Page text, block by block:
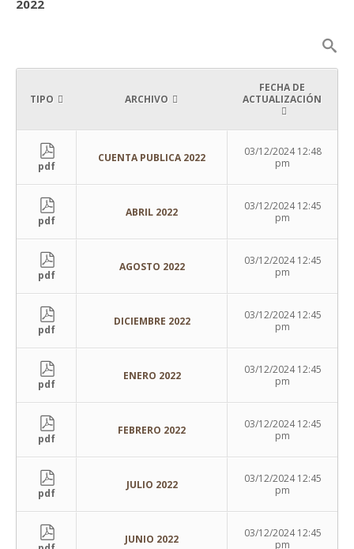
2022
TIPO ARCHIVO
FECHA DE
ACTUALIZACIÓN
pdf
CUENTA PUBLICA 2022
03/12/2024 12:48
pm
pdf
ABRIL 2022
03/12/2024 12:45
pm
pdf
AGOSTO 2022
03/12/2024 12:45
pm
pdf
DICIEMBRE 2022
03/12/2024 12:45
pm
pdf
ENERO 2022
03/12/2024 12:45
pm
pdf
FEBRERO 2022
03/12/2024 12:45
pm
pdf
JULIO 2022
03/12/2024 12:45
pm
JUNIO 2022
03/12/2024 12:45
pm